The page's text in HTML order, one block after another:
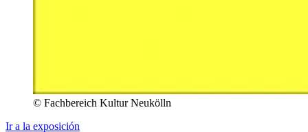
© Fachbereich Kultur Neukölln
Ir a la exposición